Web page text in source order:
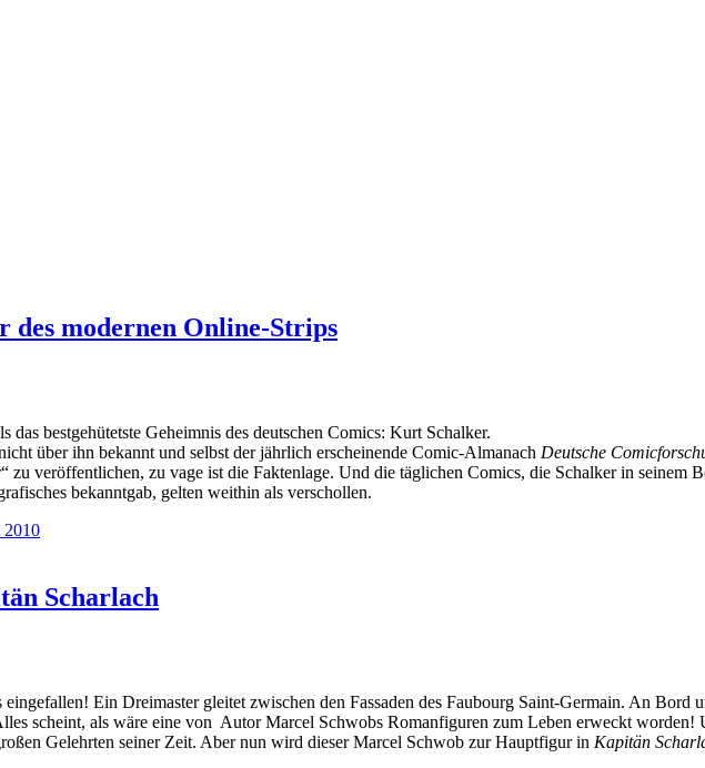
modernen Online-Strips
das bestgehütetste Geheimnis des deutschen Comics: Kurt Schalker.
über ihn bekannt und selbst der jährlich erscheinende Comic-Almanach Deutsche
zu veröffentlichen, zu vage ist die Faktenlage. Und die täglichen Comics, die Schalker in seinem
bekanntgab, gelten weithin als verschollen.
2010
Scharlach
Ein Dreimaster gleitet zwischen den Fassaden des Faubourg Saint-Germain. An Bord
scheint, als wäre eine von Autor Marcel Schwobs Romanfiguren zum Leben erweckt
Gelehrten seiner Zeit. Aber nun wird dieser Marcel Schwob zur Hauptfigur in Kapitän